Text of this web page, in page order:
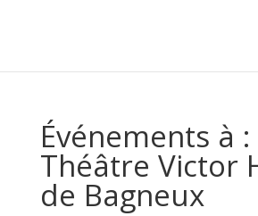
Événements à :
Théâtre Victor
de Bagneux